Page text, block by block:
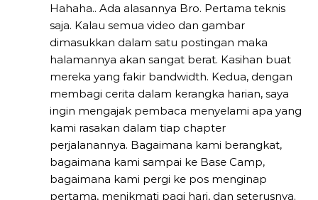
Hahaha.. Ada alasannya Bro. Pertama teknis
saja. Kalau semua video dan gambar
dimasukkan dalam satu postingan maka
halamannya akan sangat berat. Kasihan buat
mereka yang fakir bandwidth. Kedua, dengan
membagi cerita dalam kerangka harian, saya
ingin mengajak pembaca menyelami apa yang
kami rasakan dalam tiap chapter
perjalanannya. Bagaimana kami berangkat,
bagaimana kami sampai ke Base Camp,
bagaimana kami pergi ke pos menginap
pertama, menikmati pagi hari, dan seterusnya.